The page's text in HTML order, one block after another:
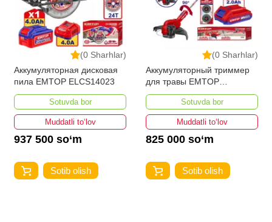
(0 Sharhlar)
Аккумуляторная дисковая
пила EMTOP ELCS14023
Sotuvda bor
Muddatli to‘lov
937 500 so‘m
Sotib olish
(0 Sharhlar)
Аккумуляторный триммер
для травы EMTOP
ELGT203285
Sotuvda bor
Muddatli to‘lov
825 000 so‘m
Sotib olish